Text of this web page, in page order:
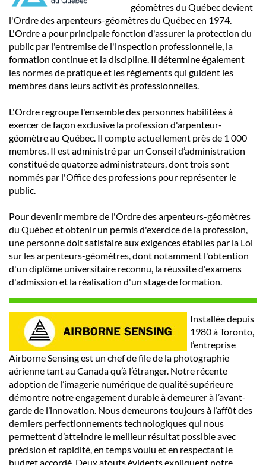
géomètres du Québec devient
l'Ordre des arpenteurs-géomètres du Québec en 1974.
L'Ordre a pour principale fonction d'assurer la protection du
public par l'entremise de l'inspection professionnelle, la
formation continue et la discipline. Il détermine également
les normes de pratique et les règlements qui guident les
membres dans leurs activit és professionnelles.
L'Ordre regroupe l'ensemble des personnes habilitées à
exercer de façon exclusive la profession d'arpenteur-
géomètre au Québec. Il compte actuellement près de 1 000
membres. Il est administré par un Conseil d’administration
constitué de quatorze administrateurs, dont trois sont
nommés par l'Office des professions pour représenter le
public.
Pour devenir membre de l'Ordre des arpenteurs-géomètres
du Québec et obtenir un permis d'exercice de la profession,
une personne doit satisfaire aux exigences établies par la Loi
sur les arpenteurs-géomètres, dont notamment l'obtention
d'un diplôme universitaire reconnu, la réussite d'examens
d'admission et la réalisation d'un stage de formation.
Installée depuis
1980 à Toronto,
l’entreprise
Airborne Sensing est un chef de file de la photographie
aérienne tant au Canada qu’à l’étranger. Notre récente
adoption de l’imagerie numérique de qualité supérieure
démontre notre engagement durable à demeurer à l’avant-
garde de l’innovation. Nous demeurons toujours à l’affût des
derniers perfectionnements technologiques qui nous
permettent d’atteindre le meilleur résultat possible avec
précision et rapidité, en temps voulu et en respectant le
budget accordé. Deux atouts évidents expliquent notre